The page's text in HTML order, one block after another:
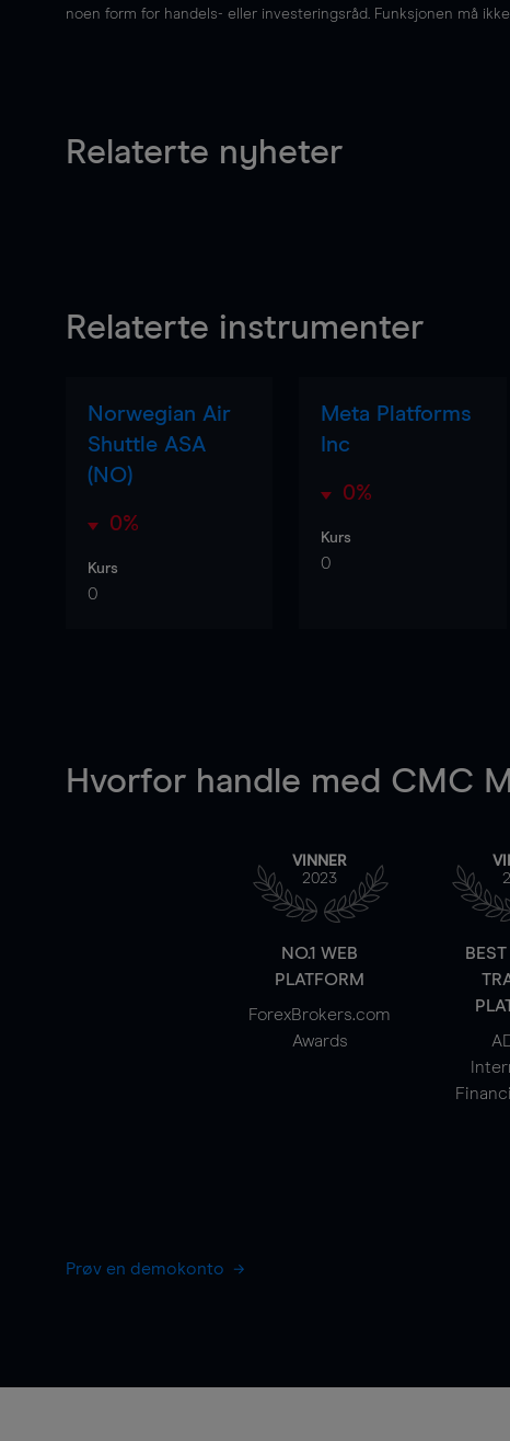
noen form for handels- eller investeringsråd. Funksjonen må
Relaterte nyheter
Relaterte instrumenter
Norwegian Air
Shuttle ASA
(NO)
0%
Kurs
0
Meta Platforms
Inc
0%
Kurs
0
Hvorfor handle med CMC
VINNER
2023
NO.1 WEB
PLATFORM
ForexBrokers.com
Awards
Prøv en demokonto